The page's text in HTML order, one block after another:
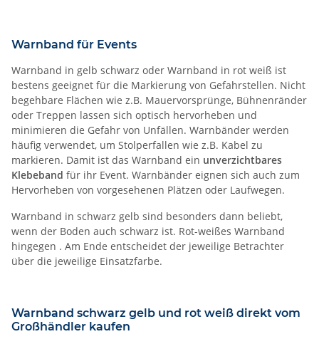
Warnband für Events
Warnband in gelb schwarz oder Warnband in rot weiß ist
bestens geeignet für die Markierung von Gefahrstellen. Nicht
begehbare Flächen wie z.B. Mauervorsprünge, Bühnenränder
oder Treppen lassen sich optisch hervorheben und
minimieren die Gefahr von Unfällen. Warnbänder werden
häufig verwendet, um Stolperfallen wie z.B. Kabel zu
markieren. Damit ist das Warnband ein unverzichtbares
Klebeband für ihr Event. Warnbänder eignen sich auch zum
Hervorheben von vorgesehenen Plätzen oder Laufwegen.
Warnband in schwarz gelb sind besonders dann beliebt,
wenn der Boden auch schwarz ist. Rot-weißes Warnband
hingegen . Am Ende entscheidet der jeweilige Betrachter
über die jeweilige Einsatzfarbe.
Warnband schwarz gelb und rot weiß direkt vom
Großhändler kaufen